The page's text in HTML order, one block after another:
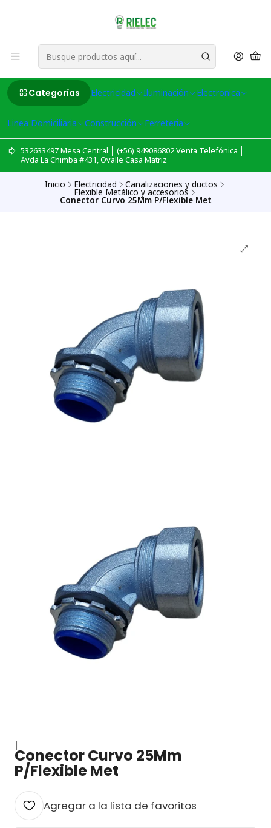
Categorías Electricidad Iluminación Electronica
Linea Domiciliaria Construcción Ferreteria
532633497 Mesa Central │ (+56) 949086802 Venta Telefónica │
Avda La Chimba #431, Ovalle Casa Matriz
Inicio Electricidad Canalizaciones y ductos
Flexible Metálico y accesorios
Conector Curvo 25Mm P/Flexible Met
|
Conector Curvo 25Mm
P/Flexible Met
Agregar a la lista de favoritos